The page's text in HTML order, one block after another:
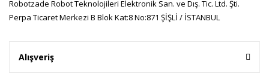
Robotzade Robot Teknolojileri Elektronik San. ve Dış. Tic. Ltd. Şti.
Perpa Ticaret Merkezi B Blok Kat:8 No:871 ŞİŞLİ / İSTANBUL
Alışveriş